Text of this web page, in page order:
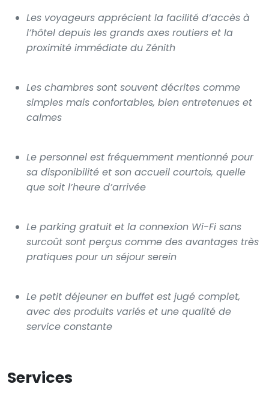
Les voyageurs apprécient la facilité d’accès à
l’hôtel depuis les grands axes routiers et la
proximité immédiate du Zénith
Les chambres sont souvent décrites comme
simples mais confortables, bien entretenues et
calmes
Le personnel est fréquemment mentionné pour
sa disponibilité et son accueil courtois, quelle
que soit l’heure d’arrivée
Le parking gratuit et la connexion Wi-Fi sans
surcoût sont perçus comme des avantages très
pratiques pour un séjour serein
Le petit déjeuner en buffet est jugé complet,
avec des produits variés et une qualité de
service constante
Services